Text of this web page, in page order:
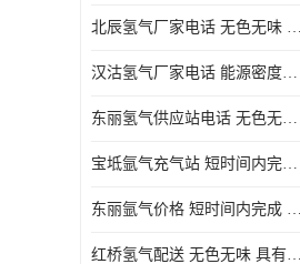
北辰氢气厂家电话 无色无味 凝点为-259
汉沽氢气厂家电话 能源密度高 储存和传输便利
东丽氢气供应站电话 无色无味 储存和传输便利
宝坻氩气充气站 短时间内完成 人员经过培训
东丽氩气价格 短时间内完成 物流管理优良
红桥氢气配送 无色无味 具有较低的密度